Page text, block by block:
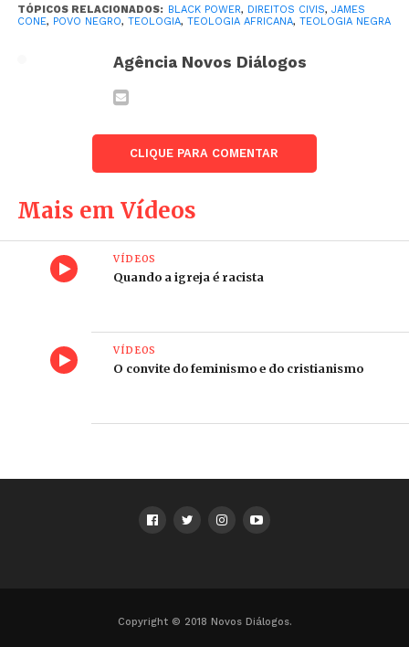
Estados Unidos. James Cone foi a grande referência
dor, esperança e resistência do povo negro.
Influência direta na Teologia Africana, Teologia
faleceu este ano, em abril. Um ano, portanto, desta
que se tornou uma de suas últimas entrevistas.
Câmeras: Sami
Edição: Vinícius Sá
Assistente na entrevista: Benjamin Fogarty
Ronilso Pacheco
TÓPICOS RELACIONADOS: BLACK POWER, DIREITOS CIVIS, JAMES
CONE, POVO NEGRO, TEOLOGIA, TEOLOGIA AFRICANA, TEOLOGIA NEGRA
Agência Novos Diálogos
CLIQUE PARA COMENTAR
Mais em Vídeos
VÍDEOS
Quando a igreja é racista
VÍDEOS
O convite do feminismo e do cristianismo
Copyright © 2018 Novos Diálogos.